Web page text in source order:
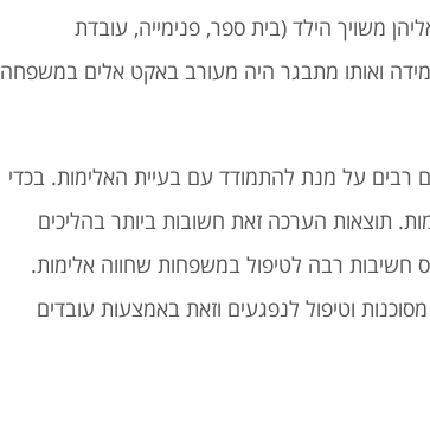
משויך הילד (בית ספר, פנימייה, עובדת
ואותו מתבגר היה מעורב באקט אלים במשפחה
רבים על מנת להתמודד עם בעיית האלימות. בכדי
תוצאות הערכה זאת חשובות ביותר בהליכים
רבה לטיפול במשפחות שחווה אלימות.
וטיפול לנפגעים וזאת באמצעות עובדים